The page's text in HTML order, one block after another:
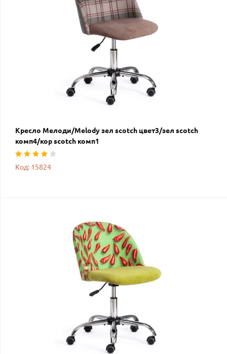
Кресло Мелоди/Melody зел scotch цвет3/зел scotch
комп4/кор scotch комп1
Код: 15824